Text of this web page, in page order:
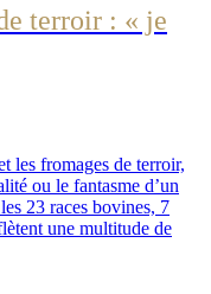
terroir : « je
les fromages de terroir,
ou le fantasme d’un
23 races bovines, 7
une multitude de